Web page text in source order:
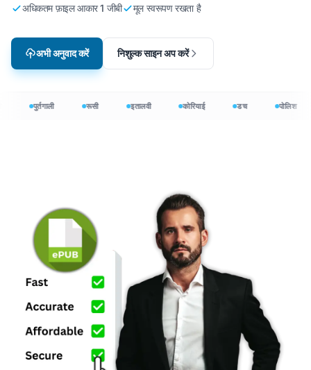
अधिकतम फ़ाइल आकार 1 जीबी मूल स्वरूपण रखता है
अभी अनुवाद करें निशुल्क साइन अप करें
पुर्तगाली रूसी इतालवी कोरियाई डच पोलिश